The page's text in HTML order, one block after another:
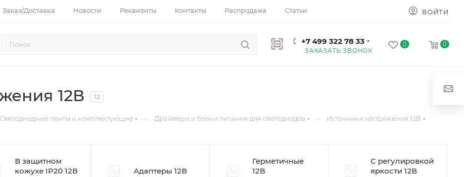
Заказ/Доставка Новости Реквизиты Контакты Распродажа Статьи ВОЙТИ
+7 499 322 78 33
ЗАКАЗАТЬ ЗВОНОК
0 0
12В 12
Светодиодные ленты и комплектующие — Драйверы и блоки питания для светодиодов — Источники напряжения 12В
В защитном
кожухе IP20 12В
Адаптеры 12В
Герметичные
12В
С регулировкой
яркости 12В